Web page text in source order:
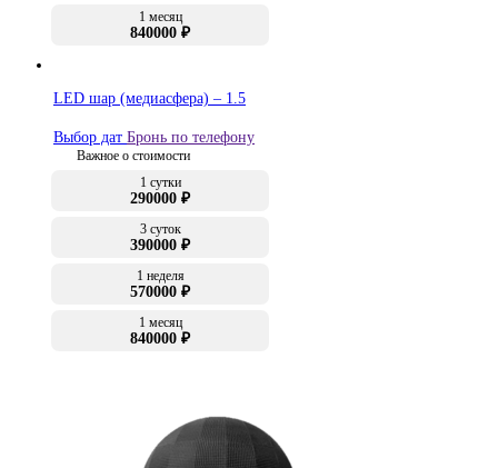
1 месяц
840000 ₽
LED шар (медиасфера) – 1.5
Выбор дат Бронь по телефону
Важное о стоимости
1 сутки
290000 ₽
3 суток
390000 ₽
1 неделя
570000 ₽
1 месяц
840000 ₽